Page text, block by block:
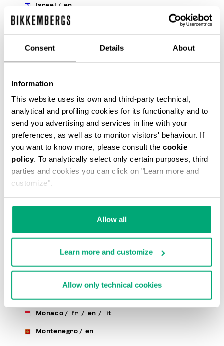
Consent Details About
Information
This website uses its own and third-party technical,
analytical and profiling cookies for its functionality and to
send you advertising and services in line with your
preferences, as well as to monitor visitors' behaviour. If
you want to know more, please consult the cookie
policy. To analytically select only certain purposes, third
parties and cookies you can click on "Learn more and
customize".
Allow all
Learn more and customize
Allow only technical cookies
Israel / en
Italy / it /
Latvia /
Lebanon / en
Liechtenstein /en
Lithuania /en / ru
Luxembourg
Macao, Sar Of China /en
Malaysia /en
Monaco / fr / en / it
Montenegro / en